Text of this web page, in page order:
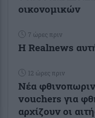
οικονομικών
7 ώρες πριν
Η Realnews
12 ώρες πριν
Νέα
vouchers για
αρχίζουν οι